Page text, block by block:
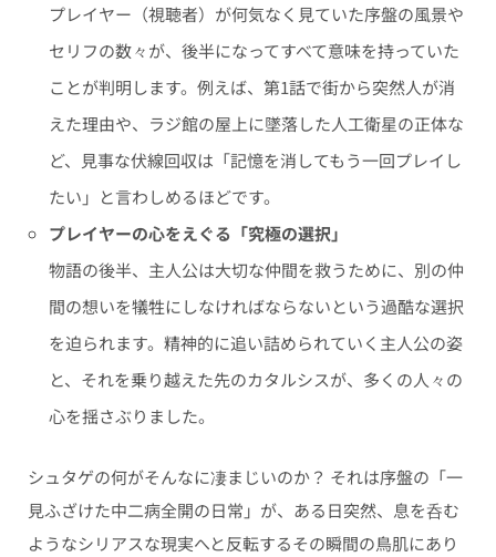
プレイヤー（視聴者）が何気なく見ていた序盤の風景や
セリフの数々が、後半になってすべて意味を持っていた
ことが判明します。例えば、第1話で街から突然人が消
えた理由や、ラジ館の屋上に墜落した人工衛星の正体な
ど、見事な伏線回収は「記憶を消してもう一回プレイし
たい」と言わしめるほどです。
プレイヤーの心をえぐる「究極の選択」
物語の後半、主人公は大切な仲間を救うために、別の仲
間の想いを犠牲にしなければならないという過酷な選択
を迫られます。精神的に追い詰められていく主人公の姿
と、それを乗り越えた先のカタルシスが、多くの人々の
心を揺さぶりました。
シュタゲの何がそんなに凄まじいのか？ それは序盤の「一
見ふざけた中二病全開の日常」が、ある日突然、息を呑む
ようなシリアスな現実へと反転するその瞬間の鳥肌にあり